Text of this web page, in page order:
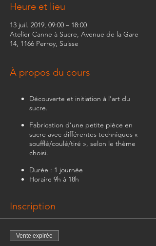
Heure et lieu
13 juil. 2019, 09:00 – 18:00
Atelier Canne à Sucre, Avenue de la Gare
14, 1166 Perroy, Suisse
À propos du cours
Découverte et initiation à l’art du
sucre.
Fabrication d’une petite pièce en
sucre avec différentes techniques «
soufflé/coulé/tiré », selon le thème
choisi.
Durée : 1 journée
Horaire 9h à 18h
Au maximum 10 personnes.
(Etudiant/apprenti/Groupe des 5
personne : 190.- CHF par personne).
Inscription
Vente expirée